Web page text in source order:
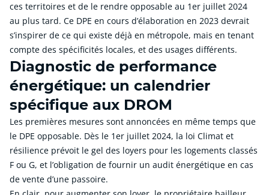
ces territoires et de le rendre opposable au 1er juillet 2024
au plus tard. Ce DPE en cours d’élaboration en 2023 devrait
s’inspirer de ce qui existe déjà en métropole, mais en tenant
compte des spécificités locales, et des usages différents.
Diagnostic de performance
énergétique: un calendrier
spécifique aux DROM
Les premières mesures sont annoncées en même temps que
le DPE opposable. Dès le 1er juillet 2024, la loi Climat et
résilience prévoit le gel des loyers pour les logements classés
F ou G, et l’obligation de fournir un audit énergétique en cas
de vente d’une passoire.